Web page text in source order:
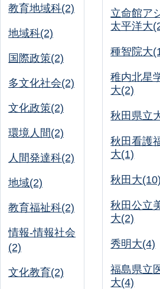
教育地域科(2)
地域科(2)
国際政策(2)
多文化社会(2)
文化政策(2)
環境人間(2)
人間発達科(2)
地域(2)
教育福祉科(2)
情報-情報社会
(2)
文化教育(2)
立命館ア
太平洋大
種智院大
稚内北星
大(2)
秋田県立
秋田看護
大(1)
秋田大(10)
秋田公立
大(2)
秀明大(4)
福島県立
大(4)